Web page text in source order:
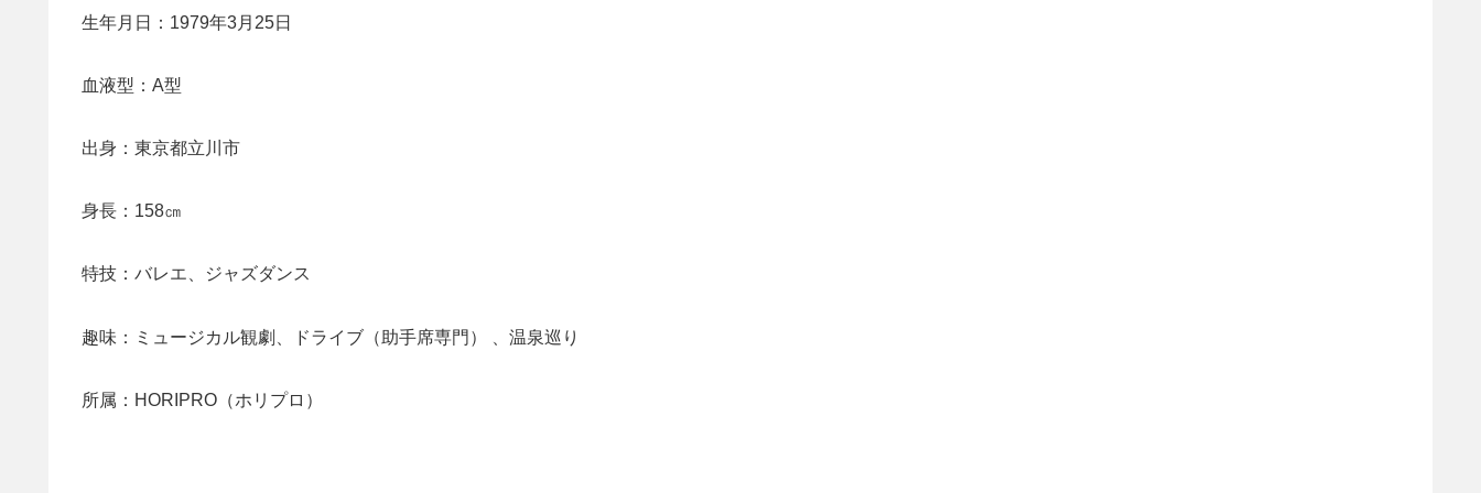
生年月日：1979年3月25日
血液型：A型
出身：東京都立川市
身長：158㎝
特技：バレエ、ジャズダンス
趣味：ミュージカル観劇、ドライブ（助手席専門） 、温泉巡り
所属：HORIPRO（ホリプロ）